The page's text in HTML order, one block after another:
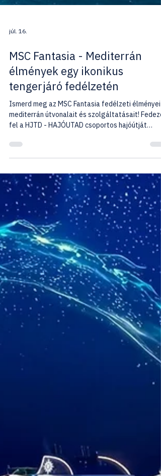
júl. 16.
MSC Fantasia - Mediterrán
élmények egy ikonikus
tengerjáró fedélzetén
Ismerd meg az MSC Fantasia fedélzeti élményeit,
magyar idegenvezetővel.